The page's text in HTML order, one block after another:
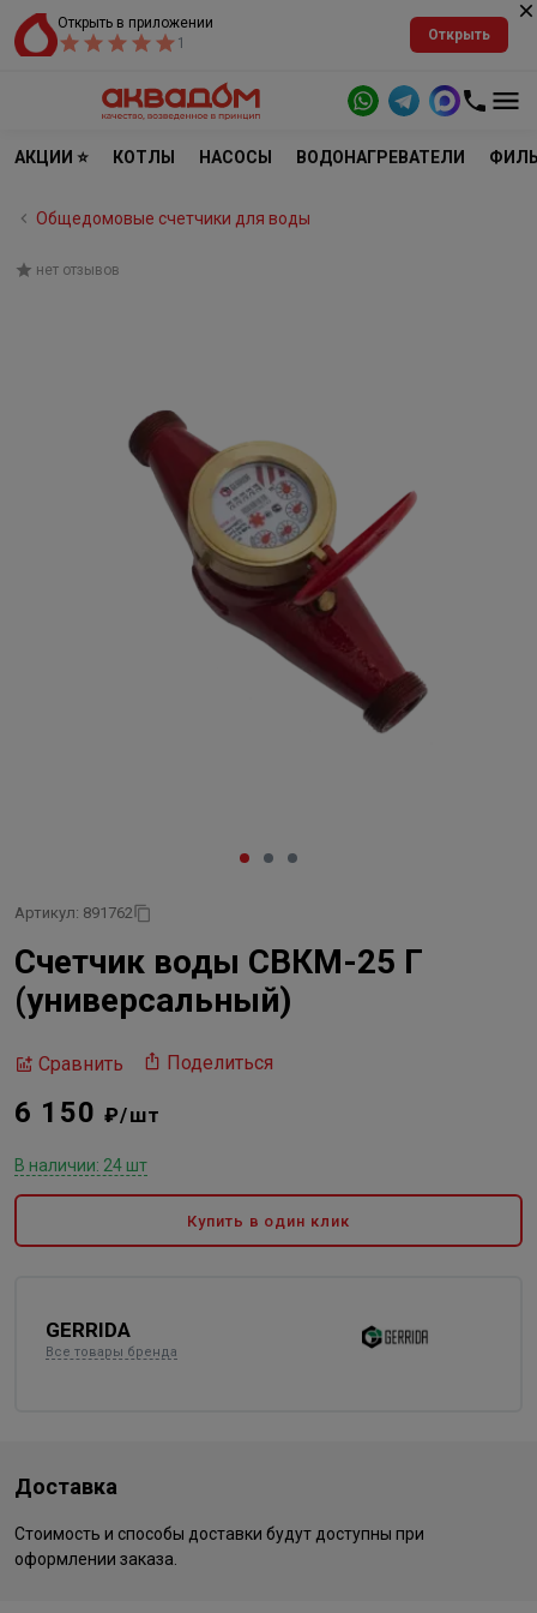
Открыть в приложении
1
Открыть
АКЦИИ ⭐ КОТЛЫ НАСОСЫ ВОДОНАГРЕВАТЕЛИ
Общедомовые счетчики для воды
нет отзывов
Артикул: 891762
Счетчик воды СВКМ-25 Г
(универсальный)
Сравнить Поделиться
6 150₽/шт
В наличии: 24 шт
Купить в один клик
GERRIDA
Все товары бренда
Доставка
Стоимость и способы доставки будут доступны при
оформлении заказа.